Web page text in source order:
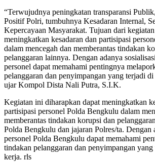
“Terwujudnya peningkatan transparansi
Positif Polri, tumbuhnya Kesadaran Internal,
Kepercayaan Masyarakat. Tujuan dari
meningkatkan kesadaran dan partisipasi
dalam mencegah dan memberantas tindakan
pelanggaran lainnya. Dengan adanya
personel dapat memahami pentingnya
pelanggaran dan penyimpangan yang terjadi
ujar Kompol Dista Nali Putra, S.I.K.
Kegiatan ini diharapkan dapat meningkatkan
partisipasi personel Polda Bengkulu dalam
memberantas tindakan korupsi dan
Polda Bengkulu dan jajaran Polres/ta. Dengan
personel Polda Bengkulu dapat memahami
tindakan pelanggaran dan penyimpangan
kerja. rls